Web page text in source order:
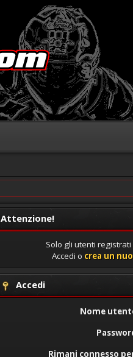
Attenzione!
Solo gli utenti
Accedi o crea un
Accedi
Nome
Rimani connesso